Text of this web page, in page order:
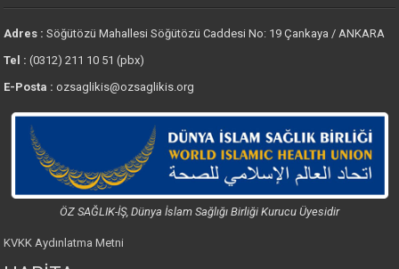
Adres :Söğütözü Mahallesi Söğütözü Caddesi No: 19 Çankaya / ANKARA
Tel : (0312) 211 10 51 (pbx)
E-Posta : ozsaglikis@ozsaglikis.org
ÖZ SAĞLIK-İŞ, Dünya İslam Sağlığı Birliği Kurucu Üyesidir
KVKK Aydınlatma Metni